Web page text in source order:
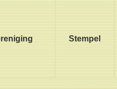
Stempel